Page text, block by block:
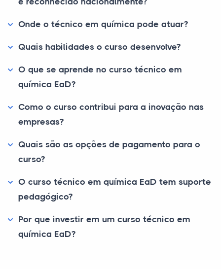
Onde o técnico em química pode atuar?
Quais habilidades o curso desenvolve?
O que se aprende no curso técnico em
química EaD?
Como o curso contribui para a inovação nas
empresas?
Quais são as opções de pagamento para o
curso?
O curso técnico em química EaD tem suporte
pedagógico?
Por que investir em um curso técnico em
química EaD?